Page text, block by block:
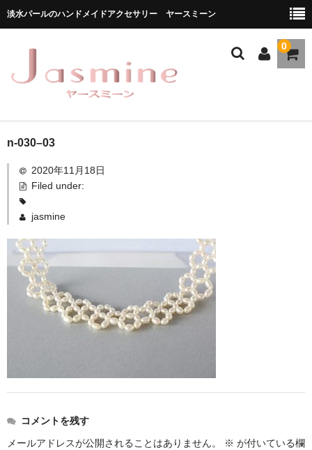
淡水パールのハンドメイドアクセサリー ヤースミーン
0
ホーム
商品一覧
★お勧め商品
メディア掲載
ブログ
お問い合わせ
n-030–03
2020年11月18日
Filed under:
jasmine
コメントを残す
メールアドレスが公開されることはありません。
※ が付いている欄